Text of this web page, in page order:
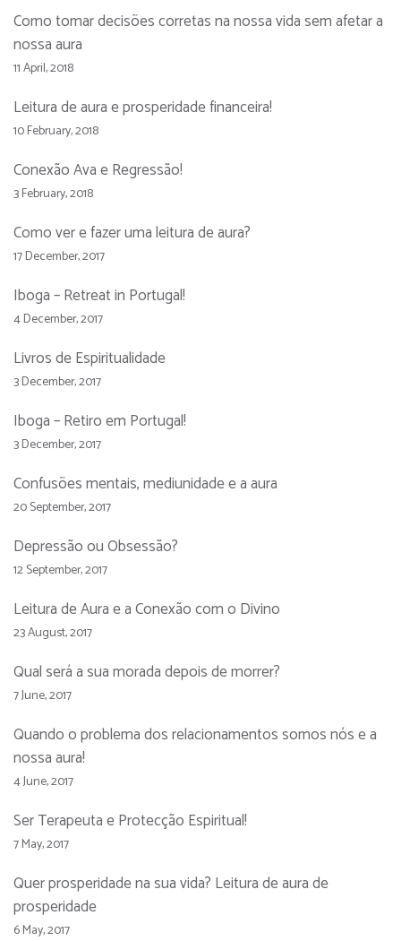
Como tomar decisões corretas na nossa vida sem afetar a
nossa aura
11 April, 2018
Leitura de aura e prosperidade financeira!
10 February, 2018
Conexão Ava e Regressão!
3 February, 2018
Como ver e fazer uma leitura de aura?
17 December, 2017
Iboga – Retreat in Portugal!
4 December, 2017
Livros de Espiritualidade
3 December, 2017
Iboga – Retiro em Portugal!
3 December, 2017
Confusões mentais, mediunidade e a aura
20 September, 2017
Depressão ou Obsessão?
12 September, 2017
Leitura de Aura e a Conexão com o Divino
23 August, 2017
Qual será a sua morada depois de morrer?
7 June, 2017
Quando o problema dos relacionamentos somos nós e a
nossa aura!
4 June, 2017
Ser Terapeuta e Protecção Espiritual!
7 May, 2017
Quer prosperidade na sua vida? Leitura de aura de
prosperidade
6 May, 2017